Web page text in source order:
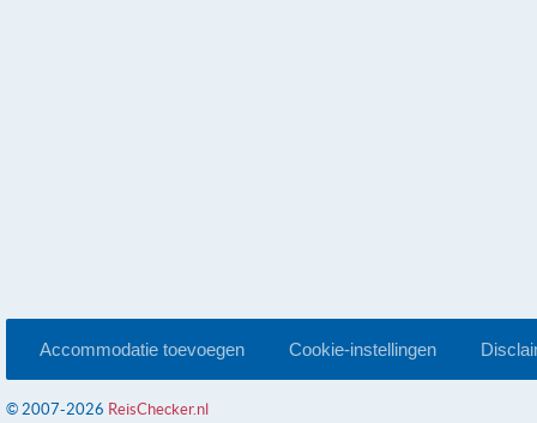
Accommodatie toevoegen Cookie-instellingen
© 2007-2026 ReisChecker.nl